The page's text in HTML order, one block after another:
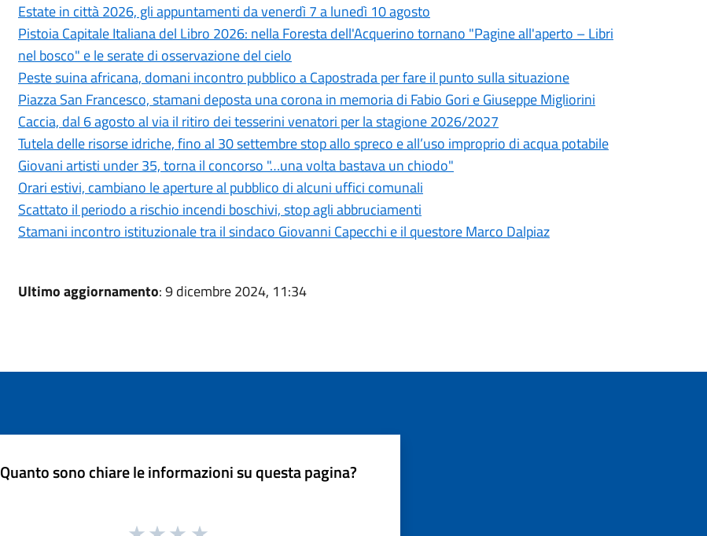
Estate in città 2026, gli appuntamenti da venerdì 7 a lunedì 10 agosto
Pistoia Capitale Italiana del Libro 2026: nella Foresta dell'Acquerino tornano "Pagine all'aperto – Libri
nel bosco" e le serate di osservazione del cielo
Peste suina africana, domani incontro pubblico a Capostrada per fare il punto sulla situazione
Piazza San Francesco, stamani deposta una corona in memoria di Fabio Gori e Giuseppe Migliorini
Caccia, dal 6 agosto al via il ritiro dei tesserini venatori per la stagione 2026/2027
Tutela delle risorse idriche, fino al 30 settembre stop allo spreco e all’uso improprio di acqua potabile
Giovani artisti under 35, torna il concorso "…una volta bastava un chiodo"
Orari estivi, cambiano le aperture al pubblico di alcuni uffici comunali
Scattato il periodo a rischio incendi boschivi, stop agli abbruciamenti
Stamani incontro istituzionale tra il sindaco Giovanni Capecchi e il questore Marco Dalpiaz
Ultimo aggiornamento: 9 dicembre 2024, 11:34
Quanto sono chiare le informazioni su questa pagina?